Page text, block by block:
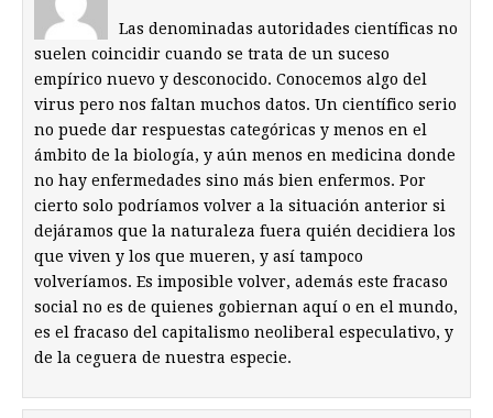
Las denominadas autoridades científicas no
suelen coincidir cuando se trata de un suceso
empírico nuevo y desconocido. Conocemos algo del
virus pero nos faltan muchos datos. Un científico serio
no puede dar respuestas categóricas y menos en el
ámbito de la biología, y aún menos en medicina donde
no hay enfermedades sino más bien enfermos. Por
cierto solo podríamos volver a la situación anterior si
dejáramos que la naturaleza fuera quién decidiera los
que viven y los que mueren, y así tampoco
volveríamos. Es imposible volver, además este fracaso
social no es de quienes gobiernan aquí o en el mundo,
es el fracaso del capitalismo neoliberal especulativo, y
de la ceguera de nuestra especie.